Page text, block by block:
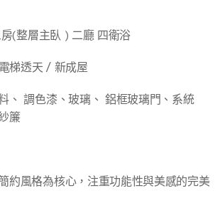
(整層主臥 ) 二廳 四衛浴
梯透天 / 新成屋
、 調色漆、玻璃、 鋁框玻璃門、系統
簾
約風格為核心，注重功能性與美感的完美